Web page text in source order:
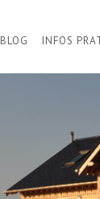
BLOG INFOS